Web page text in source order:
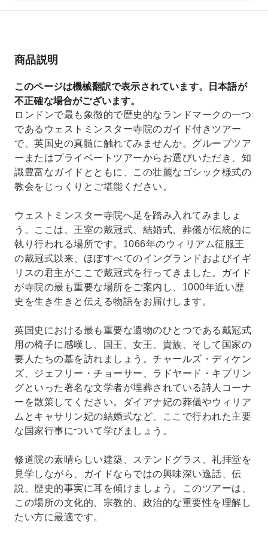
戴冠式用の椅子と王家の墓を間近でご覧くださ
を巡ってみよう
う。
国会議事堂への入場を含むアップグレード
商品説明
このページは機械翻訳で表示されています。日本語が
不正確な場合がございます。
ロンドンで最も象徴的で歴史的なランドマークの一つ
であるウェストミンスター寺院のガイド付きツアー
で、英国史の真髄に触れてみませんか。グループツア
ーまたはプライベートツアーからお選びいただき、知
識豊富なガイドとともに、この壮麗なゴシック様式の
教会をじっくりとご堪能ください。
ウェストミンスター寺院へ足を踏み入れてみましょ
う。ここは、王室の戴冠式、結婚式、葬儀が伝統的に
執り行われる場所です。1066年のウィリアム征服王
の戴冠式以来、ほぼすべてのイングランドおよびイギ
リスの君主がここで戴冠式を行ってきました。ガイド
が寺院の最も重要な場所をご案内し、1000年近い歴
史を生き生きと伝える物語をお届けします。
英国史における最も重要な遺物のひとつである戴冠式
用の椅子に感嘆し、国王、女王、貴族、そして国家の
要人たちの墓を訪れましょう。チャールズ・ディケン
ズ、ジェフリー・チョーサー、ラドヤード・キプリン
グといった著名な文学者が埋葬されている詩人コーナ
ーを散策してください。ダイアナ妃の葬儀やウィリア
ムとキャサリン妃の結婚式など、ここで行われた主要
な国家行事について学びましょう。
修道院の素晴らしい建築、ステンドグラス、礼拝堂を
見学しながら、ガイドならではの興味深い逸話、伝
説、歴史的事実に耳を傾けましょう。このツアーは、
この場所の文化的、宗教的、政治的な重要性を理解し
たい方に最適です。